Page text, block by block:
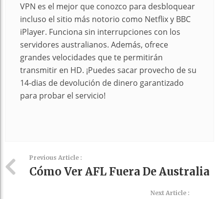
VPN es el mejor que conozco para desbloquear
incluso el sitio más notorio como Netflix y BBC
iPlayer. Funciona sin interrupciones con los
servidores australianos. Además, ofrece
grandes velocidades que te permitirán
transmitir en HD. ¡Puedes sacar provecho de su
14-dias de devolución de dinero garantizado
para probar el servicio!
Previous Article :
Cómo Ver AFL Fuera De Australia
Next Article :